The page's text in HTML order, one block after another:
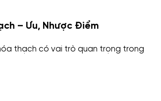
– Ưu, Nhược Điểm
thạch có vai trò quan trọng trong